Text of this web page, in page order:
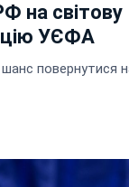
на світову
УЄФА
повернутися